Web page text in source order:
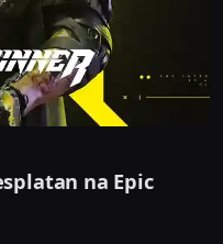
na Epic